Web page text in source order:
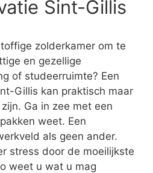
Sint-Gillis
zolderkamer om te
en gezellige
of studeerruimte? Een
Gillis kan praktisch maar
Ga in zee met een
weet. Een
als geen ander.
stress door de moeilijkste
weet u wat u mag